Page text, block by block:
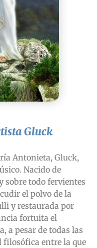
Gluck
Antonieta, Gluck,
Nacido de
sobre todo fervientes
el polvo de la
y restaurada por
fortuita el
a pesar de todas las
filosófica entre la que